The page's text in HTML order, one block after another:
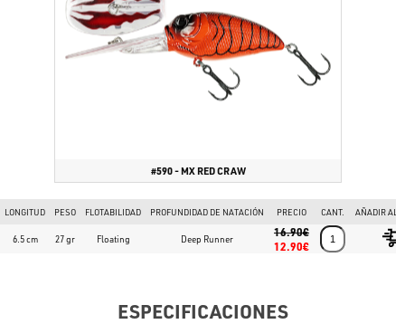
#590 - MX RED CRAW
LONGITUD PESO FLOTABILIDAD PROFUNDIDAD DE NATACIÓN PRECIO CANT. AÑADIR AL
6.5 cm 27 gr Floating Deep Runner
16.90€
12.90€
ESPECIFICACIONES